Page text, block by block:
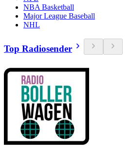
NBA Basketball
Major League Baseball
NHL
Top Radiosender